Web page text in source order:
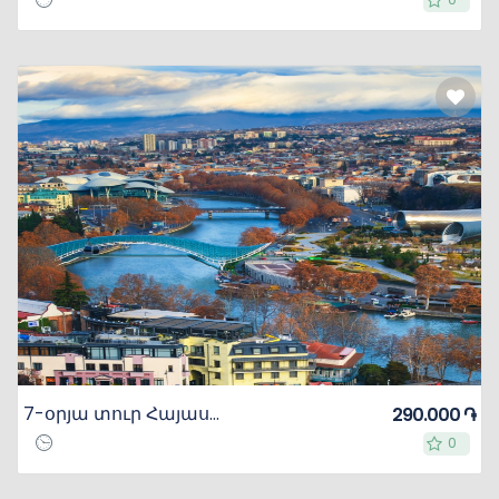
7-օրյա տուր Հայաստանում և Վրաստանում
0
0
290.000 ֏